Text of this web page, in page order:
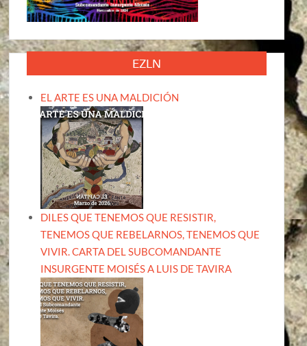
EZLN
EL ARTE ES UNA MALDICIÓN
DILES QUE TENEMOS QUE RESISTIR,
TENEMOS QUE REBELARNOS, TENEMOS QUE
VIVIR. CARTA DEL SUBCOMANDANTE
INSURGENTE MOISÉS A LUIS DE TAVIRA